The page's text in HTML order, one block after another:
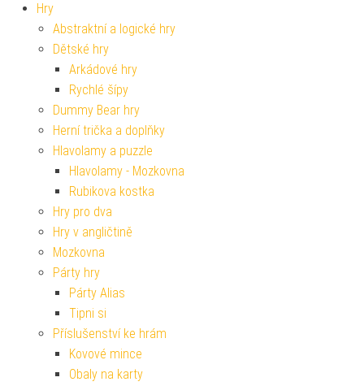
Hry
Abstraktní a logické hry
Dětské hry
Arkádové hry
Rychlé šípy
Dummy Bear hry
Herní trička a doplňky
Hlavolamy a puzzle
Hlavolamy - Mozkovna
Rubikova kostka
Hry pro dva
Hry v angličtině
Mozkovna
Párty hry
Párty Alias
Tipni si
Příslušenství ke hrám
Kovové mince
Obaly na karty